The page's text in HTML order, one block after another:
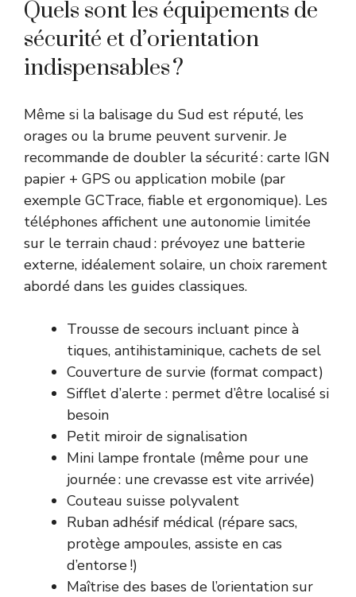
Quels sont les équipements de
sécurité et d’orientation
indispensables ?
Même si la balisage du Sud est réputé, les
orages ou la brume peuvent survenir. Je
recommande de doubler la sécurité : carte IGN
papier + GPS ou application mobile (par
exemple GCTrace, fiable et ergonomique). Les
téléphones affichent une autonomie limitée
sur le terrain chaud : prévoyez une batterie
externe, idéalement solaire, un choix rarement
abordé dans les guides classiques.
Trousse de secours incluant pince à
tiques, antihistaminique, cachets de sel
Couverture de survie (format compact)
Sifflet d’alerte : permet d’être localisé si
besoin
Petit miroir de signalisation
Mini lampe frontale (même pour une
journée : une crevasse est vite arrivée)
Couteau suisse polyvalent
Ruban adhésif médical (répare sacs,
protège ampoules, assiste en cas
d’entorse !)
Maîtrise des bases de l’orientation sur